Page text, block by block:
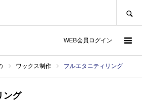
WEB会員ログイン
ワックス制作 フルエタニティリング
ング